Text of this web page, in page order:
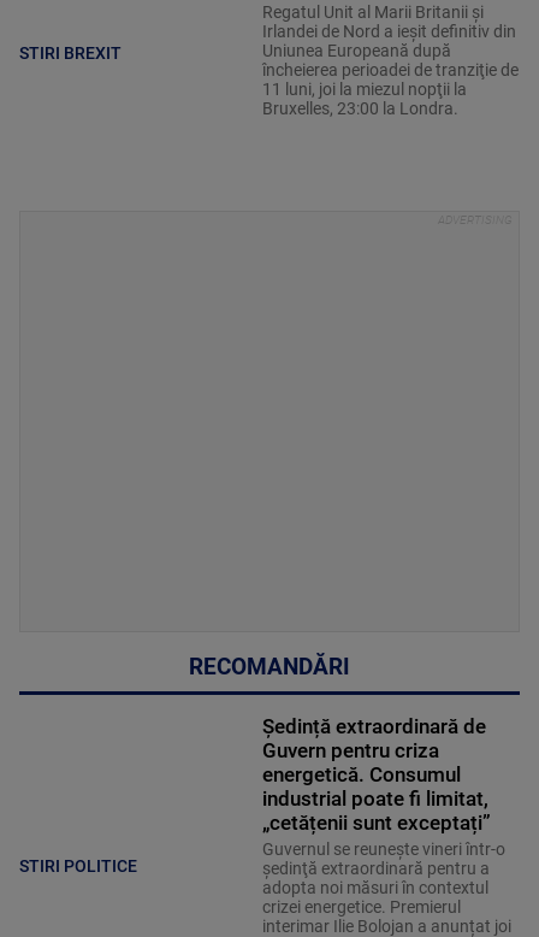
STIRI BREXIT
Regatul Unit al Marii Britanii şi
Irlandei de Nord a ieşit definitiv din
Uniunea Europeană după
încheierea perioadei de tranziţie de
11 luni, joi la miezul nopţii la
Bruxelles, 23:00 la Londra.
RECOMANDĂRI
STIRI POLITICE
Ședință extraordinară de
Guvern pentru criza
energetică. Consumul
industrial poate fi limitat,
„cetățenii sunt exceptați”
Guvernul se reuneşte vineri într-o
şedinţă extraordinară pentru a
adopta noi măsuri în contextul
crizei energetice. Premierul
interimar Ilie Bolojan a anunțat joi